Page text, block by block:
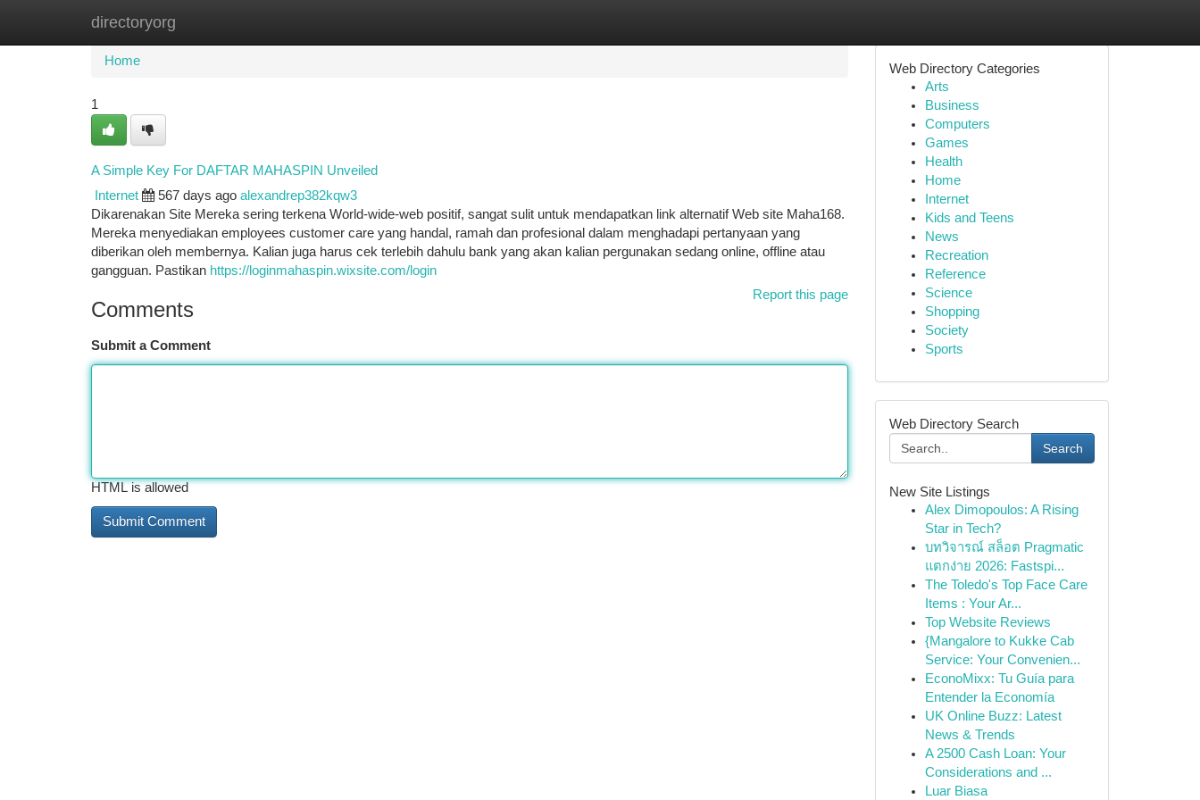
directoryorg
Home
Home
1
A Simple Key For DAFTAR MAHASPIN Unveiled
Internet 567 days ago alexandrep382kqw3
Dikarenakan Site Mereka sering terkena World-wide-web positif, sangat sulit untuk mendapatkan link alternatif Web site Maha168.
Mereka menyediakan employees customer care yang handal, ramah dan profesional dalam menghadapi pertanyaan yang
diberikan oleh membernya. Kalian juga harus cek terlebih dahulu bank yang akan kalian pergunakan sedang online, offline atau
gangguan. Pastikan https://loginmahaspin.wixsite.com/login
Report this page
Comments
Submit a Comment
HTML is allowed
Web Directory Categories
Arts
Business
Computers
Games
Health
Home
Internet
Kids and Teens
News
Recreation
Reference
Science
Shopping
Society
Sports
Web Directory Search
Search
New Site Listings
Alex Dimopoulos: A Rising
Star in Tech?
บทวิจารณ์ สล็อต Pragmatic
แตกง่าย 2026: Fastspi...
The Toledo's Top Face Care
Items : Your Ar...
Top Website Reviews
{Mangalore to Kukke Cab
Service: Your Convenien...
EconoMixx: Tu Guía para
Entender la Economía
UK Online Buzz: Latest
News & Trends
A 2500 Cash Loan: Your
Considerations and ...
Luar Biasa